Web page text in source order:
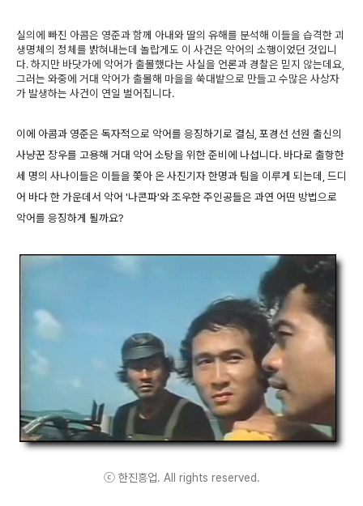
실의에 빠진 아콤은 영준과 함께 아내와 딸의 유해를 분석해 이들을 습격한 괴
생명체의 정체를 밝혀내는데 놀랍게도 이 사건은 악어의 소행이었던 것입니
다. 하지만 바닷가에 악어가 출몰했다는 사실을 언론과 경찰은 믿지 않는데요,
그러는 와중에 거대 악어가 출몰해 마을을 쑥대밭으로 만들고 수많은 사상자
가 발생하는 사건이 연일 벌어집니다.
이에 아콤과 영준은 독자적으로 악어를 응징하기로 결심, 포경선 선원 출신의
사냥꾼 장우를 고용해 거대 악어 소탕을 위한 준비에 나섭니다. 바다로 출항한
세 명의 사나이들은 이들을 쫓아 온 사진기자 한명과 팀을 이루게 되는데, 드디
어 바다 한 가운데서 악어 '나콘파'와 조우한 주인공들은 과연 어떤 방법으로
악어를 응징하게 될까요?
ⓒ 한진흥업. All rights reserved.